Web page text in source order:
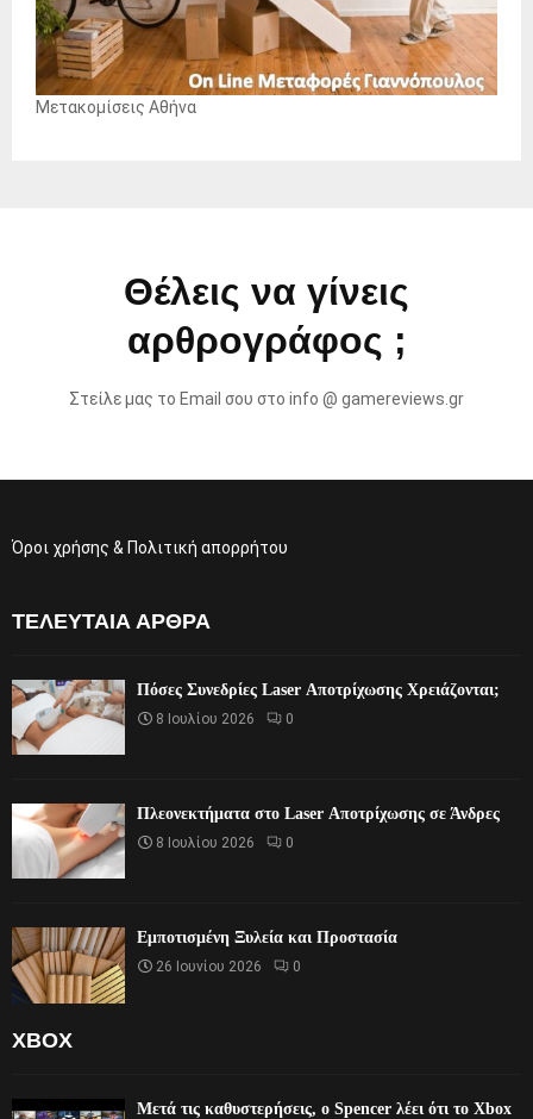
Μετακομίσεις Αθήνα
Θέλεις να γίνεις
αρθρογράφος ;
Στείλε μας το Email σου στο info @ gamereviews.gr
Όροι χρήσης & Πολιτική απορρήτου
ΤΕΛΕΥΤΑΊΑ ΆΡΘΡΑ
Πόσες Συνεδρίες Laser Αποτρίχωσης Χρειάζονται;
8 Ιουλίου 2026 0
Πλεονεκτήματα στο Laser Αποτρίχωσης σε Άνδρες
8 Ιουλίου 2026 0
Εμποτισμένη Ξυλεία και Προστασία
26 Ιουνίου 2026 0
XBOX
Μετά τις καθυστερήσεις, ο Spencer λέει ότι το Xbox